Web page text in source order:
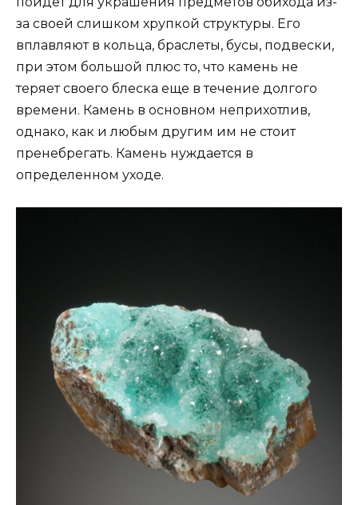
за своей слишком хрупкой структуры. Его
вплавляют в кольца, браслеты, бусы, подвески,
при этом большой плюс то, что камень не
теряет своего блеска еще в течение долгого
времени. Камень в основном неприхотлив,
однако, как и любым другим им не стоит
пренебрегать. Камень нуждается в
определенном уходе.